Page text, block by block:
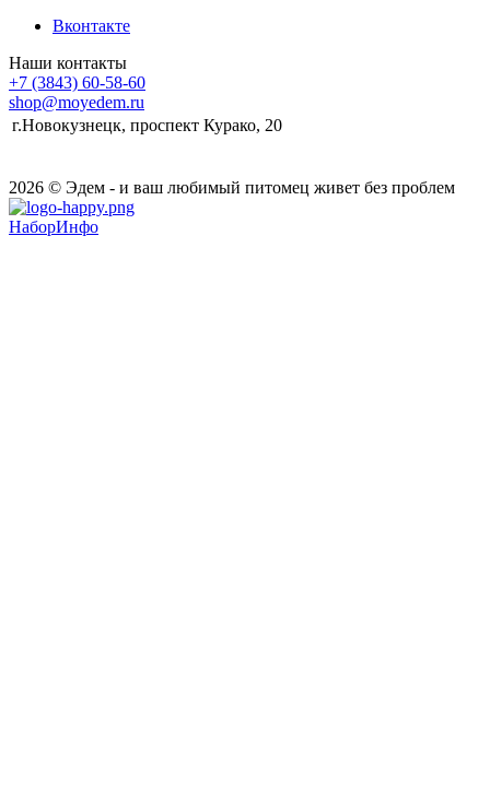
Вконтакте
Наши контакты
+7 (3843) 60-58-60
shop@moyedem.ru
г.Новокузнецк, проспект Курако, 20
2026 © Эдем - и ваш любимый питомец живет без проблем
НаборИнфо